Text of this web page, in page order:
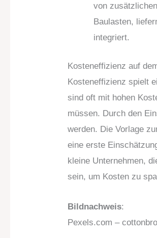
von
Baulasten,
integriert.
Kosteneffizienz auf
Kosteneffizienz spielt
sind oft mit hohen
müssen. Durch den
werden. Die Vorlage
eine erste
kleine Unternehmen,
sein, um Kosten zu
Bildnachweis:
Pexels.com –